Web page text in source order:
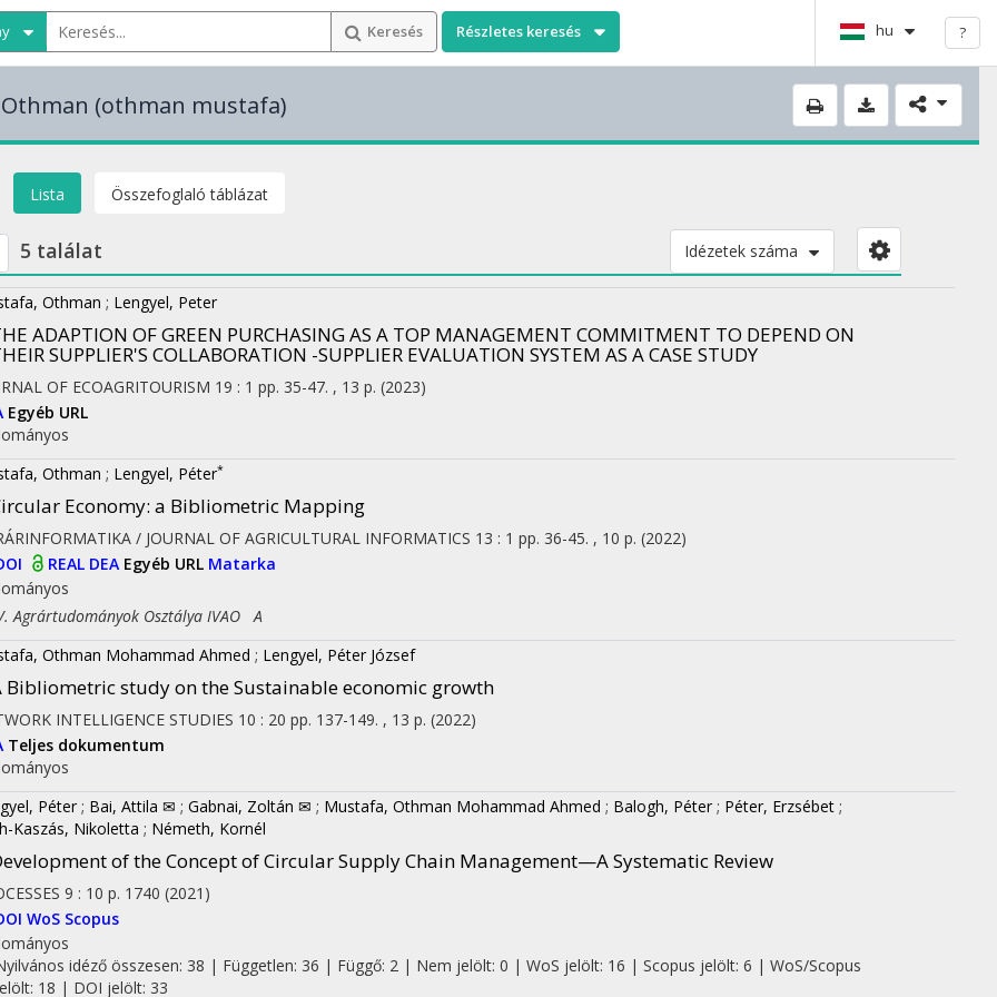
Keresés Részletes keresés hu ?
(othman mustafa)
Lista Összefoglaló táblázat
5 találat Idézetek száma
Othman ; Lengyel, Peter
ADAPTION OF GREEN PURCHASING AS A TOP MANAGEMENT COMMITMENT TO DEPEND ON
SUPPLIER'S COLLABORATION -SUPPLIER EVALUATION SYSTEM AS A CASE STUDY
OF ECOAGRITOURISM 19 : 1 pp. 35-47. , 13 p. (2023)
Egyéb URL
Othman ; Lengyel, Péter*
Economy: a Bibliometric Mapping
/ JOURNAL OF AGRICULTURAL INFORMATICS 13 : 1 pp. 36-45. , 10 p. (2022)
REAL DEA Egyéb URL Matarka
Agrártudományok Osztálya IVAO A
Othman Mohammad Ahmed ; Lengyel, Péter József
Bibliometric study on the Sustainable economic growth
INTELLIGENCE STUDIES 10 : 20 pp. 137-149. , 13 p. (2022)
Teljes dokumentum
Péter ; Bai, Attila ✉ ; Gabnai, Zoltán ✉ ; Mustafa, Othman Mohammad Ahmed ; Balogh, Péter ; Péter, Erzsébet ;
Kaszás, Nikoletta ; Németh, Kornél
of the Concept of Circular Supply Chain Management—A Systematic Review
9 : 10 p. 1740 (2021)
WoS Scopus
idéző összesen: 38 | Független: 36 | Függő: 2 | Nem jelölt: 0 | WoS jelölt: 16 | Scopus jelölt: 6 | WoS/Scopus
18 | DOI jelölt: 33